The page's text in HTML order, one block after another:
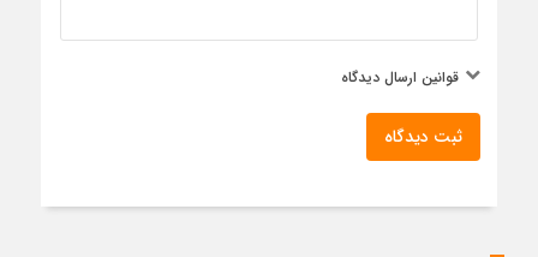
قوانین ارسال دیدگاه
ثبت دیدگاه